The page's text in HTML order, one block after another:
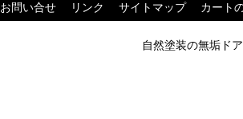
お問い合せ リンク サイトマップ カート
自然塗装の無垢ド